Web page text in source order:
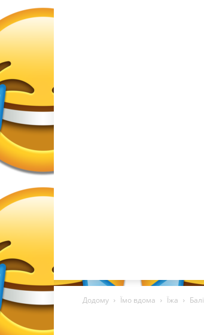
Додому Їмо вдома Їжа